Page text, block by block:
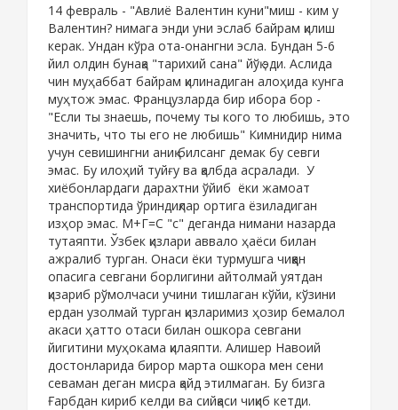
14 февраль - "Авлиё Валентин куни"миш - ким у
Валентин? нимага энди уни эслаб байрам қилиш
керак. Ундан кўра ота-онангни эсла. Бундан 5-6
йил олдин бунақа "тарихий сана" йўқ эди. Аслида
чин муҳаббат байрам қилинадиган алоҳида кунга
муҳтож эмас. Французларда бир ибора бор -
"Если ты знаешь, почему ты кого то любишь, это
значить, что ты его не любишь" Кимнидир нима
учун севишингни аниқ билсанг демак бу севги
эмас. Бу илоҳий туйғу ва қалбда асралади. У
хиёбонлардаги дарахтни ўйиб ёки жамоат
транспортида ўриндиқлар ортига ёзиладиган
изҳор эмас. М+Г=С "с" деганда нимани назарда
тутаяпти. Ўзбек қизлари аввало ҳаёси билан
ажралиб турган. Онаси ёки турмушга чиққан
опасига севгани борлигини айтолмай уятдан
қизариб рўмолчаси учини тишлаган кўйи, кўзини
ердан узолмай турган қизларимиз ҳозир бемалол
акаси ҳатто отаси билан ошкора севгани
йигитини муҳокама қилаяпти. Алишер Навоий
достонларида бирор марта ошкора мен сени
севаман деган мисра қайд этилмаган. Бу бизга
Ғарбдан кириб келди ва сийқаси чиқиб кетди.